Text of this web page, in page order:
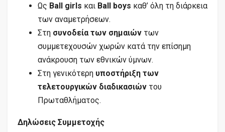
Ως Ball girls και Ball boys καθ’ όλη τη διάρκεια
των αναμετρήσεων.
Στη συνοδεία των σημαιών των
συμμετεχουσών χωρών κατά την επίσημη
ανάκρουση των εθνικών ύμνων.
Στη γενικότερη υποστήριξη των
τελετουργικών διαδικασιών του
Πρωταθλήματος.
Δηλώσεις Συμμετοχής